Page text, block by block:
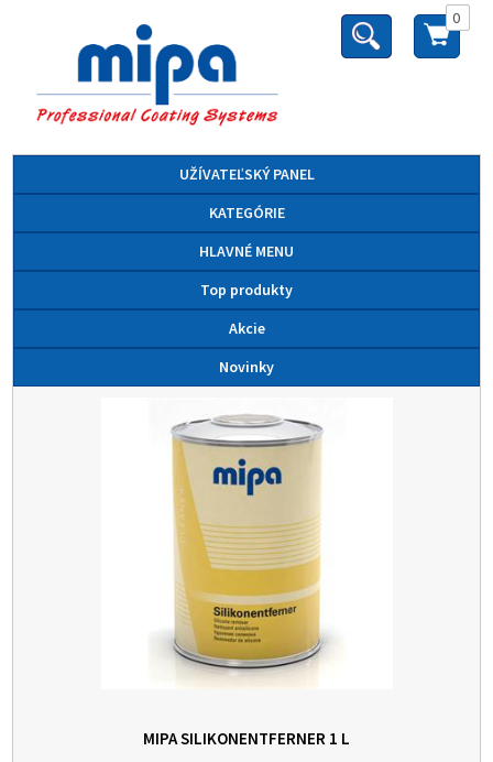
0
UŽÍVATEĽSKÝ PANEL
KATEGÓRIE
HLAVNÉ MENU
Top produkty
Akcie
Novinky
MIPA SILIKONENTFERNER 1 L